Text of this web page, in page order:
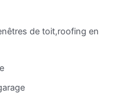
de toit,roofing en